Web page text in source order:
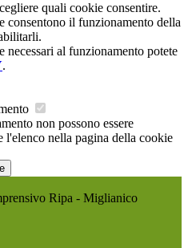
quali cookie consentire.
consentono il funzionamento della
necessari al funzionamento potete
.
non possono essere
l'elenco nella pagina della cookie
Ripa - Miglianico